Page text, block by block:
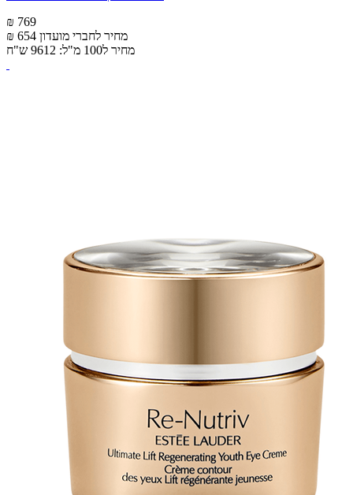
₪ 769
₪ 654 מחיר לחברי מועדון
מחיר ל100 מ"ל: 9612 ש"ח